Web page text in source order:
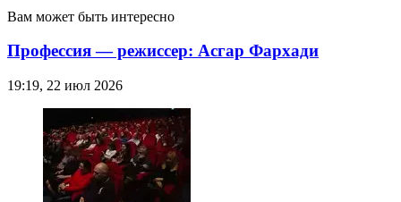
Вам может быть интересно
Профессия — режиссер: Асгар Фархади
19:19, 22 июл 2026